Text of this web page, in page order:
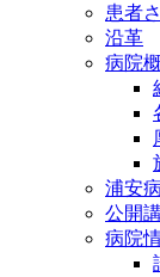
患者
沿革
病院
浦安
公開
病院